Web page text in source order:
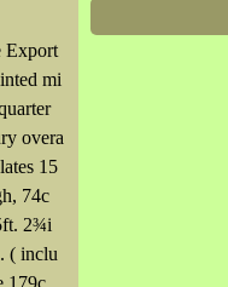
Export
mi
overa
15
74c
2¾i
( inclu
179c